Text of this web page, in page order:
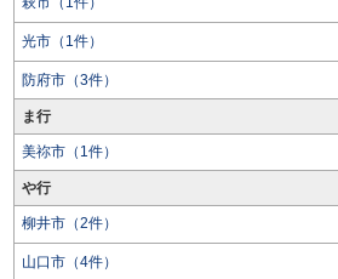
光市（1件）
防府市（3件）
ま行
美祢市（1件）
や行
柳井市（2件）
山口市（4件）